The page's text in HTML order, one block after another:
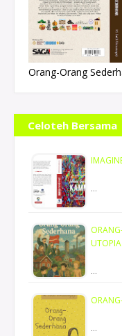
Orang-Orang
Celoteh Bersama
…
UTOPIA
…
…